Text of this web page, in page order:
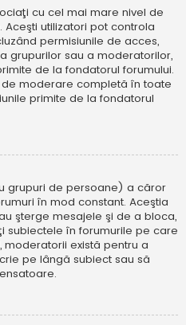
cu cel mai mare nivel de
utilizatori pot controla
permisiunile de acces,
grupurilor sau a moderatorilor,
de la fondatorul forumului.
moderare completă în toate
primite de la fondatorul
grupuri de persoane) a căror
în mod constant. Aceştia
şterge mesajele şi de a bloca,
subiectele în forumurile pe care
există pentru a
pe lângă subiect sau să